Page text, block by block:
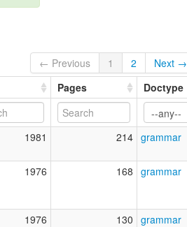
Highland Inga
Inga
Ingo
wals:
Inga
← Previous 1 2
Next →
Pages Doctype
1981 214 grammar
1976 168 grammar
1976 130 grammar